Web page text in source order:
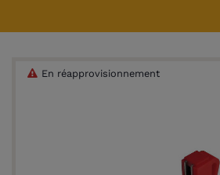
En réapprovisionnement